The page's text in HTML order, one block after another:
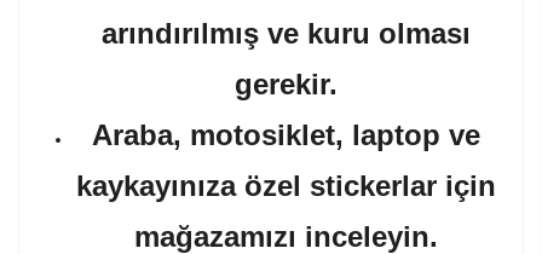
arındırılmış ve kuru olması
gerekir.
Araba, motosiklet, laptop ve
kaykayınıza özel stickerlar için
mağazamızı inceleyin.